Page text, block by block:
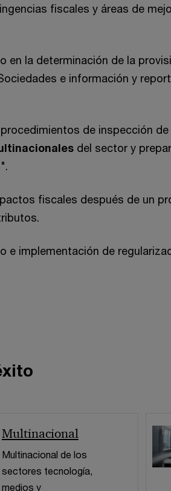
fiscales y áreas de
en la determinación de la
e información y
de inspección
del sector y
fiscales después de un
e implementación de
Multinacional
Multinacional de los
sectores tecnología,
medios y